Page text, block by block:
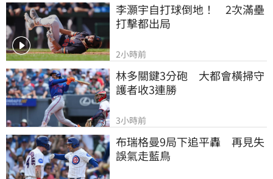
李灝宇自打球倒地！　2次滿壘
打擊都出局
2小時前
林多關鍵3分砲　大都會橫掃守
護者收3連勝
3小時前
布瑞格曼9局下追平轟　再見失
誤氣走藍鳥